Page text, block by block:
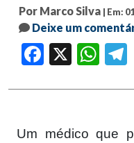
Por Marco Silva | Em:
Deixe um
Facebook
Um médico que